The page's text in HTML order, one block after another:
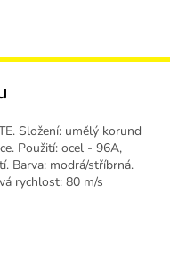
Složení: umělý korund
Použití: ocel - 96A,
Barva: modrá/stříbrná.
rychlost: 80 m/s